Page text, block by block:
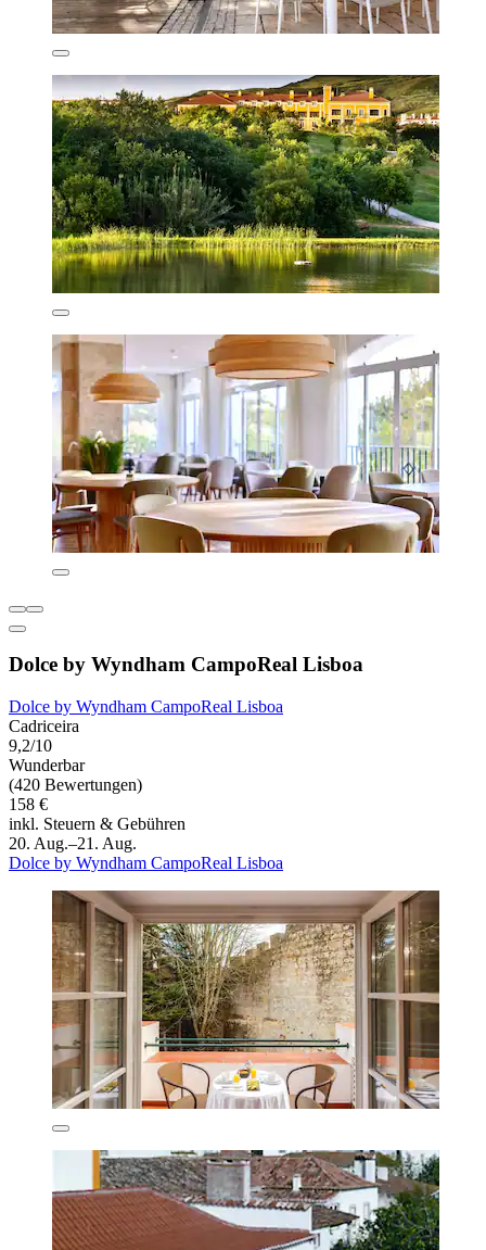
Dolce by Wyndham CampoReal Lisboa
Dolce by Wyndham CampoReal Lisboa
Cadriceira
9,2/10
Wunderbar
(420 Bewertungen)
158 €
inkl. Steuern & Gebühren
20. Aug.–21. Aug.
Dolce by Wyndham CampoReal Lisboa